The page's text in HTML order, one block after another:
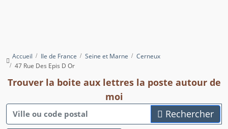
Accueil Ile de France Seine et Marne
Cerneux
47 Rue Des Epis D Or
Trouver la boite aux lettres la poste autour de
moi
Rechercher